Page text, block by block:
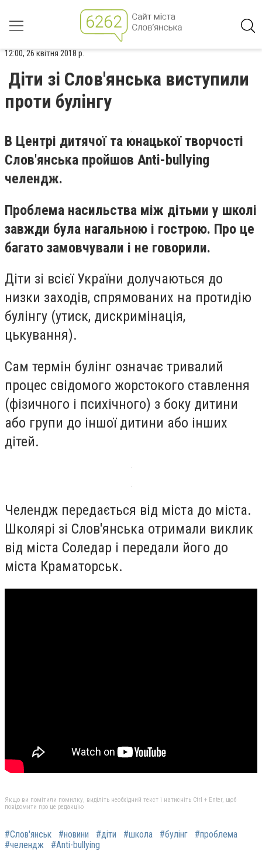
12:00, 26 квітня 2018 р.
Діти зі Слов'янська виступили
проти булінгу
В Центрі дитячої та юнацької творчості
Слов'янська пройшов Anti-bullying
челендж.
Проблема насильства між дітьми у школі
завжди була нагальною і гострою. Про це
багато замовчували і не говорили.
Діти зі всієї України долучаються до
низки заходів, спрямованих на протидію
булінгу (утиск, дискримінація,
цькування).
Сам термін булінг означає тривалий
процес свідомого жорстокого ставлення
(фізичного і психічного) з боку дитини
або групи до іншої дитини або інших
дітей.
Челендж передається від міста до міста.
Школярі зі Слов'янська отримали виклик
від міста Соледар і передали його до
міста Краматорськ.
Якщо ви помітили помилку, виділіть необхідний текст і натисніть Ctrl + Enter, щоб
повідомити про це редакцію
#Слов'янськ #новини #діти #школа #булінг
#проблема
#челендж
#Anti-bullying